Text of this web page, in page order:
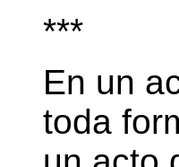
***
En un
toda